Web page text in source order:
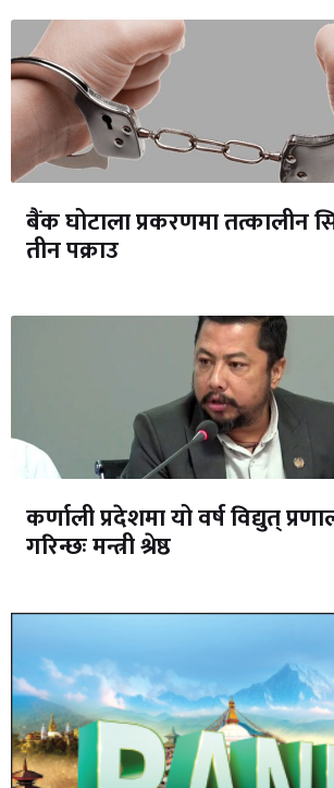
बैंक घोटाला प्रकरणमा तत्कालीन
तीन पक्राउ
कर्णाली प्रदेशमा यो वर्ष विद्युत्
गरिन्छः मन्त्री श्रेष्ठ